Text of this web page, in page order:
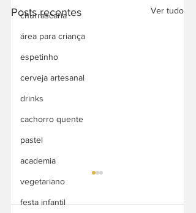
churrascaria
área para criança
espetinho
cerveja artesanal
drinks
cachorro quente
pastel
academia
vegetariano
festa infantil
Posts recentes Ver tudo